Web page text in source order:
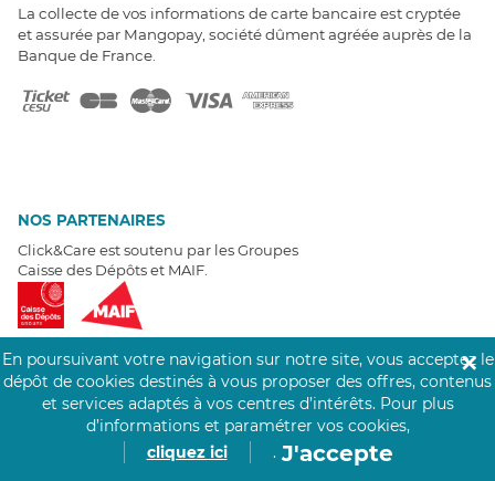
La collecte de vos informations de carte bancaire est cryptée
et assurée par Mangopay, société dûment agréée auprès de la
Banque de France.
NOS PARTENAIRES
Click&Care est soutenu par les Groupes
Caisse des Dépôts et MAIF.
EXPERTS À VOTRE ÉCOUTE
Un besoin de recrutement ? Click&Care vous accompagne par
En poursuivant votre navigation sur notre site, vous acceptez le
dépôt de cookies destinés à vous proposer des offres, contenus
et services adaptés à vos centres d’intérêts. Pour plus
d’informations et paramétrer vos cookies,
cliquez ici
. J'accepte
✕